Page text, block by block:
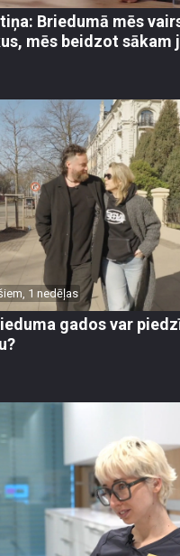
Briedumā mēs
mēs beidzot sākam
1 nedēļas
gados var